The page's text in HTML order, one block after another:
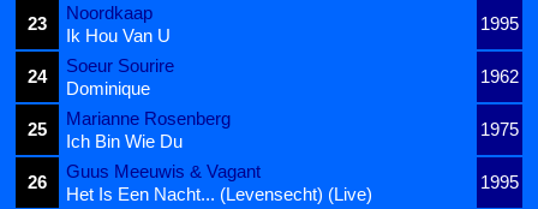
23
Noordkaap
1995
Ik Hou Van U
24
Soeur Sourire
1962
Dominique
25
Marianne Rosenberg
1975
Ich Bin Wie Du
26
Guus Meeuwis & Vagant
1995
Het Is Een Nacht... (Levensecht) (Live)